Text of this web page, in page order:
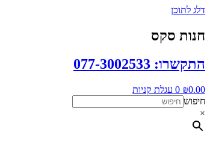
דלג לתוכן
חנות סקס
התקשרו: 077-3002533
₪0.00
0 עגלת קניות
חיפוש
×